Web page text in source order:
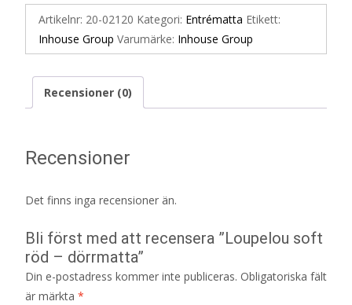
Artikelnr: 20-02120 Kategori: Entrématta Etikett:
Inhouse Group Varumärke: Inhouse Group
Recensioner (0)
Recensioner
Det finns inga recensioner än.
Bli först med att recensera ”Loupelou soft
röd – dörrmatta”
Din e-postadress kommer inte publiceras. Obligatoriska fält
är märkta *